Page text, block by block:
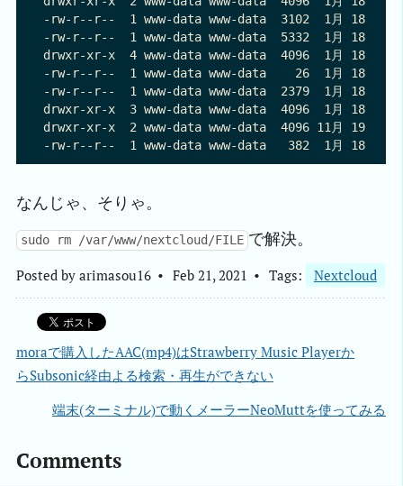
-rw-r--r--  1 www-data www-data  3102  1月 18
-rw-r--r--  1 www-data www-data  5332  1月 18
drwxr-xr-x  4 www-data www-data  4096  1月 18
-rw-r--r--  1 www-data www-data    26  1月 18
-rw-r--r--  1 www-data www-data  2379  1月 18
drwxr-xr-x  3 www-data www-data  4096  1月 18
drwxr-xr-x  2 www-data www-data  4096 11月 19
なんじゃ、そりゃ。
sudo rm /var/www/nextcloud/FILE で解決。
Posted by arimasou16 Feb 21, 2021 Tags: Nextcloud
moraで購入したAAC(mp4)はStrawberry Music Playerか
らSubsonic経由よる検索・再生ができない
端末(ターミナル)で動くメーラーNeoMuttを使ってみる
Comments